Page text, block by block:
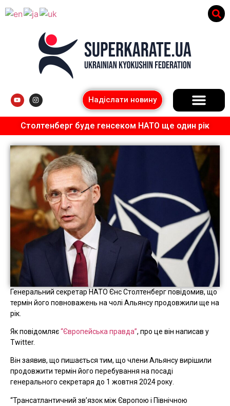
Надіслати новину
Столтенберг буде генсеком НАТО ще один рік
Генеральний секретар НАТО Єнс Столтенберг повідомив, що
термін його повноважень на чолі Альянсу продовжили ще на
рік.
Як повідомляє“Європейська правда”, про це він написав у
Twitter.
Він заявив, що пишається тим, що члени Альянсу вирішили
продовжити термін його перебування на посаді
генерального секретаря до 1 жовтня 2024 року.
“Трансатлантичний зв’язок між Європою і Північною